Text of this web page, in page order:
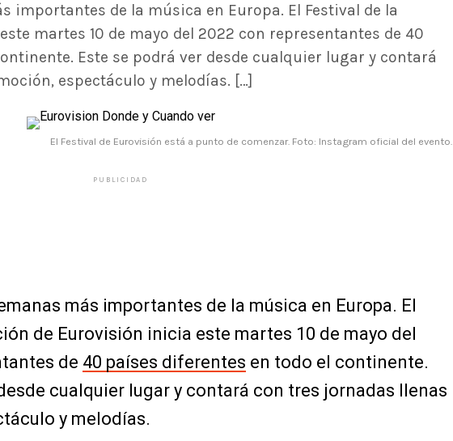
importantes de la música en Europa. El Festival de la
martes 10 de mayo del 2022 con representantes de 40
Este se podrá ver desde cualquier lugar y contará
espectáculo y melodías. […]
El Festival de Eurovisión está a punto de comenzar. Foto: Instagram oficial del evento.
PUBLICIDAD
más importantes de la música en Europa. El
de Eurovisión inicia este martes 10 de mayo del
de 40 países diferentes en todo el continente.
cualquier lugar y contará con tres jornadas llenas
y melodías.